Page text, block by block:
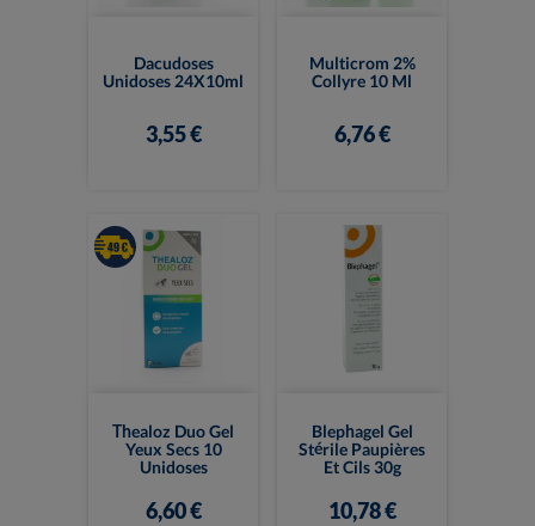
Dacudoses
Unidoses 24X10ml
3,55 €
Multicrom 2%
Collyre 10 Ml
6,76 €
Thealoz Duo Gel
Yeux Secs 10
Unidoses
6,60 €
Blephagel Gel
Stérile Paupières
Et Cils 30g
10,78 €